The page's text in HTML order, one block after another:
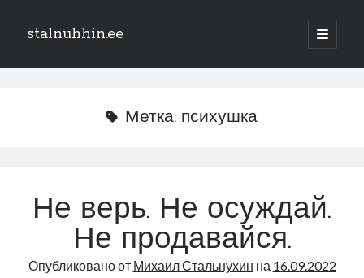
stalnuhhin.ee
отрыть
Боковая
В мире
Интеграция
Книга
Метка: психушка
Не верь. Не осуждай.
Не продавайся.
Опубликовано от Михаил Стальнухин на 16.09.2022